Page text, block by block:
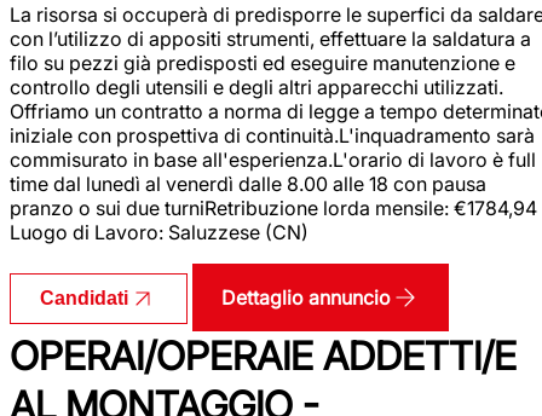
La risorsa si occuperà di predisporre le superfici da
con l’utilizzo di appositi strumenti, effettuare la saldatura a
filo su pezzi già predisposti ed eseguire manutenzione e
controllo degli utensili e degli altri apparecchi utilizzati.
Offriamo un contratto a norma di legge a tempo
iniziale con prospettiva di continuità.L'inquadramento sarà
commisurato in base all'esperienza.L'orario di lavoro è full
time dal lunedì al venerdì dalle 8.00 alle 18 con pausa
pranzo o sui due turniRetribuzione lorda mensile: €1784,94
Luogo di Lavoro: Saluzzese (CN)
Candidati Dettaglio annuncio
OPERAI/OPERAIE ADDETTI/E
AL MONTAGGIO -